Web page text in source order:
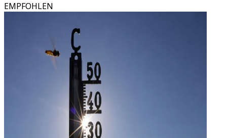
EMPFOHLEN